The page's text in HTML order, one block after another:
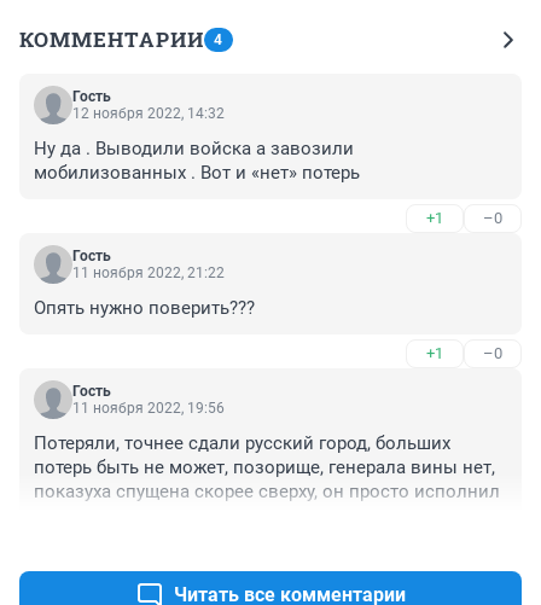
КОММЕНТАРИИ 4
Гость
12 ноября 2022, 14:32
Ну да . Выводили войска а завозили
мобилизованных . Вот и «нет» потерь
+1 –0
Гость
11 ноября 2022, 21:22
Опять нужно поверить???
+1 –0
Гость
11 ноября 2022, 19:56
Потеряли, точнее сдали русский город, больших
потерь быть не может, позорище, генерала вины нет,
показуха спущена скорее сверху, он просто исполнил
Читать все комментарии